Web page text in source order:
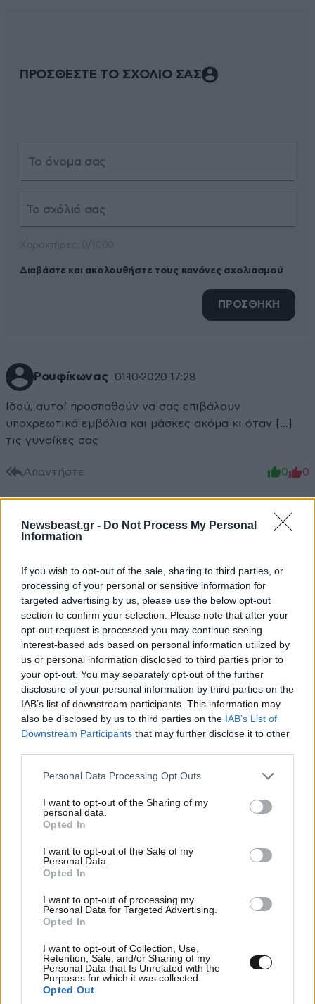
Newsbeast.gr - Do Not Process My Personal
Information
If you wish to opt-out of the sale, sharing to third parties, or
processing of your personal or sensitive information for
targeted advertising by us, please use the below opt-out
section to confirm your selection. Please note that after your
opt-out request is processed you may continue seeing
interest-based ads based on personal information utilized by
us or personal information disclosed to third parties prior to
your opt-out. You may separately opt-out of the further
disclosure of your personal information by third parties on the
IAB’s list of downstream participants. This information may
also be disclosed by us to third parties on the IAB’s List of
Downstream Participants that may further disclose it to other
Please note that this website/app uses one or more Google
not limited to your visit or usage behaviour. You may click to
grant or deny consent to Google and its third-party tags to
use your data for below specified purposes in below Google
consent section.
Personal Data Processing Opt Outs
I want to opt-out of the Sharing of my
personal data.
Opted In
I want to opt-out of the Sale of my
Personal Data.
Opted In
I want to opt-out of processing my
Personal Data for Targeted Advertising.
Opted In
I want to opt-out of Collection, Use,
Retention, Sale, and/or Sharing of my
Personal Data that Is Unrelated with the
Purposes for which it was collected.
Opted Out
ΠΡΟΣΘΕΣΤΕ ΤΟ ΣΧΟΛΙΟ ΣΑΣ
Διαβάστε και ακολουθήστε τους κανόνες σχολιασμού
ΠΡΟΣΘΗΚΗ
Ρουφίκωνας 01·10·2020 17:28
Ιδού, αυτοί προσπαθούν να σας επιβάλουν
υποχρεωτικά εμβόλια και μάσκες ακόμα κι όταν [...]
τις γυναίκες σας
Απαντήστε 0 0
Μπορεί να φταίνε και οι Ελοχίμ.
Απαντήστε
Takis T. 30·09·2020 19:02
Αφήστε τους Νεάντερταλ και πιάστε τον Κούλη. Τα
έκανε μπάχαλο αφού άνοιξε ανεξέλεγκτα διάπλατα τα
μόνο ο κορονοϊός. Τα έχει κάνει μπάχαλο στην
οικονομία, στα ελληνοτουρκικά, στη
λαθρομετανάστευση, στην παιδεία, στην ανεργία...
ΠΕΡΙΣΣΟΤΕΡΑ ΣΧΟΛΙΑ
TRENDING